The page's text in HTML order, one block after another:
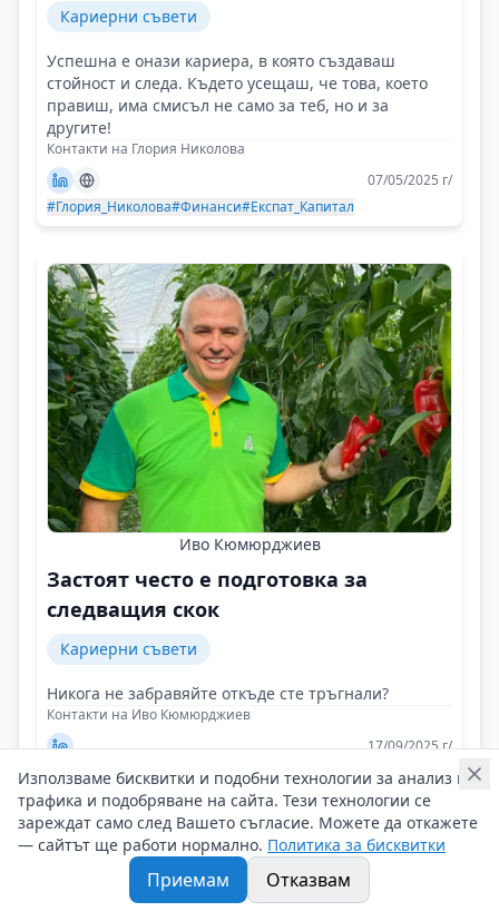
Кариерни съвети
Успешна е онази кариера, в която създаваш
стойност и следа. Където усещаш, че това, което
правиш, има смисъл не само за теб, но и за
другите!
Контакти на Глория Николова
07/05/2025 г/
#Глория_Николова#Финанси#Експат_Капитал
Иво Кюмюрджиев
Застоят често е подготовка за
следващия скок
Кариерни съвети
Никога не забравяйте откъде сте тръгнали?
Контакти на Иво Кюмюрджиев
17/09/2025 г/
#Иво_Кюмюрджиев#Производство_и_продажби#CEO
Използваме бисквитки и подобни технологии за анализ на
трафика и подобряване на сайта. Тези технологии се
зареждат само след Вашето съгласие. Можете да откажете
— сайтът ще работи нормално. Политика за бисквитки
Приемам Отказвам